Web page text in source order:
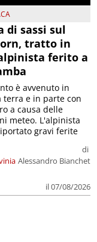
di sassi sul
tratto in
ferito a
di
Alessandro Bianchet
il 07/08/2026
è avvenuto in
terra e in parte con
a causa delle
meteo. L'alpinista
gravi ferite